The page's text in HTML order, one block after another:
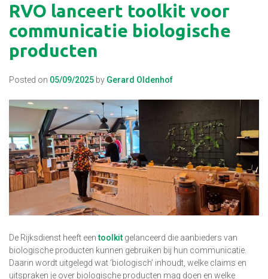
RVO lanceert toolkit voor
communicatie biologische
producten
Posted on 05/09/2025 by Gerard Oldenhof
De Rijksdienst heeft eentoolkit gelanceerd die aanbieders van
biologische producten kunnen gebruiken bij hun communicatie.
Daarin wordt uitgelegd wat ‘biologisch’ inhoudt, welke claims en
uitspraken je over biologische producten mag doen en welke